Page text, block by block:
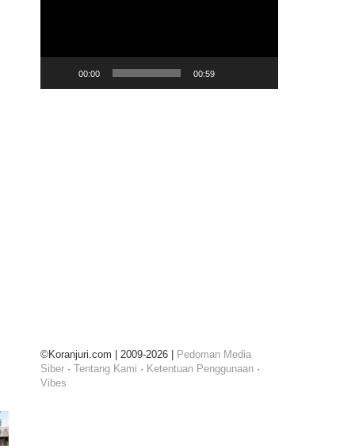
00:00 00:59
©Koranjuri.com | 2009-2026 |
Pedoman Media
Siber ·Tentang Kami · Ketentuan Penggunaan ·
Vibes